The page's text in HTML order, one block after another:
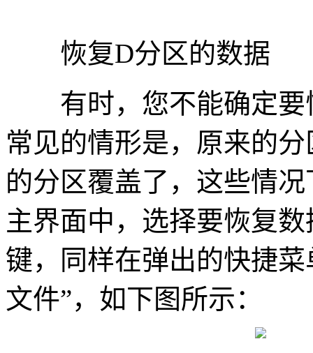
恢复D分区的数据
有时，您不能确定要
常见的情形是，原来的
的分区覆盖了，这些情
主界面中，选择要恢复
键，同样在弹出的快捷
文件”，如下图所示：